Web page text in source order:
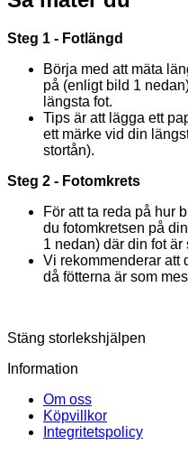
Steg 1 - Fotlängd
Börja med att mäta
på (enligt bild 1
längsta fot.
Tips är att lägga ett
ett märke vid din
stortån).
Steg 2 - Fotomkrets
För att ta reda på hur
du fotomkretsen på
1 nedan) där din fot
Vi rekommenderar att
då fötterna är som
Stäng storlekshjälpen
Information
Om oss
Köpvillkor
Integritetspolicy